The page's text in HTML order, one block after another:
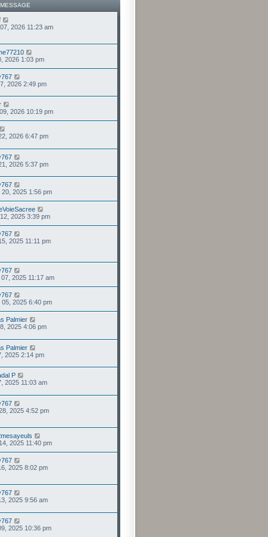
2026 11:23 am
2026 1:03 pm
2026 2:49 pm
2026 10:19 pm
2026 6:47 pm
2026 5:37 pm
2025 1:56 pm
2025 3:39 pm
2025 11:11 pm
2025 11:17 am
2025 6:40 pm
Palmier
2025 4:06 pm
Palmier
2025 2:14 pm
P
2025 11:03 am
2025 4:52 pm
2025 11:40 pm
2025 8:02 pm
2025 9:56 am
2025 10:36 pm